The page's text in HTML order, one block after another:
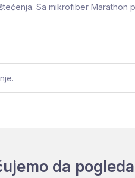
Sa mikrofiber Marathon
da